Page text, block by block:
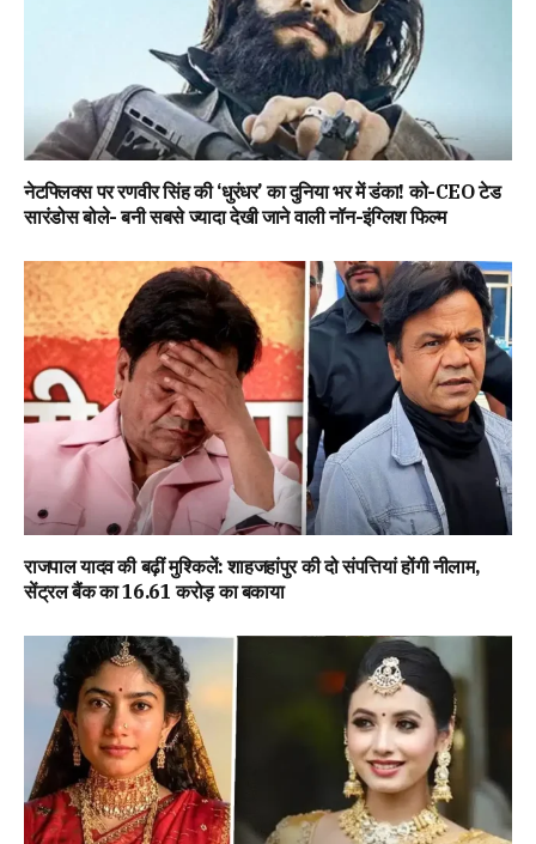
नेटफ्लिक्स पर रणवीर सिंह की ‘धुरंधर’ का दुनिया भर में डंका! को-CEO टेड
सारंडोस बोले- बनी सबसे ज्यादा देखी जाने वाली नॉन-इंग्लिश फिल्म
राजपाल यादव की बढ़ीं मुश्किलें: शाहजहांपुर की दो संपत्तियां होंगी नीलाम,
सेंट्रल बैंक का ₹16.61 करोड़ का बकाया